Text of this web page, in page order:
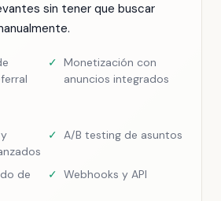
sin tener que buscar
✓ Monetización con
anuncios integrados
✓ A/B testing de asuntos
de
✓ Webhooks y API